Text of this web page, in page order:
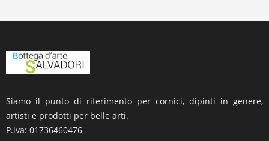
Siamo il punto di riferimento per cornici, dipinti in genere,
artisti e prodotti per belle arti.
P.iva: 01736460476